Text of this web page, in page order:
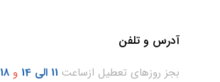
آدرس و تلفن
بجز روزهای تعطیل ازساعت 11 الی 14 و 18 الی 20